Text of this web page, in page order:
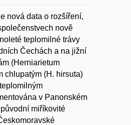
nová data o rozšíření,
nově
teplomilné trávy
Čechách a na jižní
(Herniarietum
chlupatým (H. hirsuta)
v Panonském
miříkovité